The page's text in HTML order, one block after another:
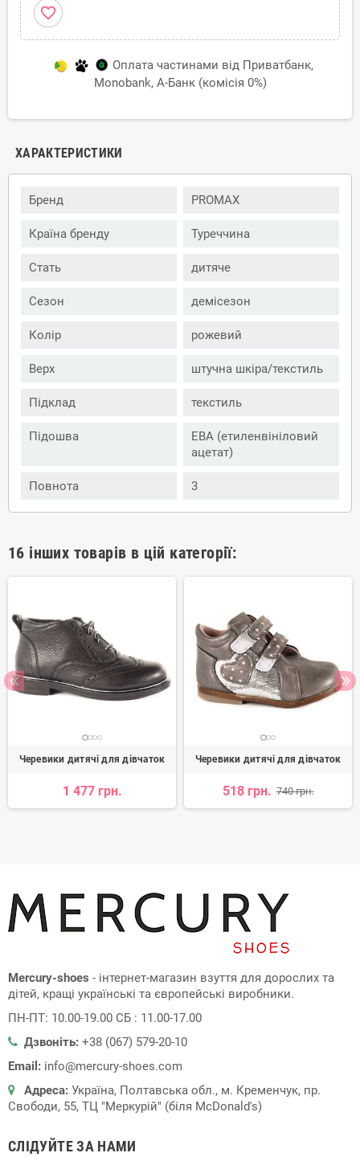
favorite_border
Оплата частинами від Приватбанк,
Monobank, А-Банк (комісія 0%)
ХАРАКТЕРИСТИКИ
Бренд PROMAX
Країна бренду Туреччина
Стать дитяче
Сезон демісезон
Колір рожевий
Верх штучна шкіра/текстиль
Підклад текстиль
Підошва
ЕВА (етиленвініловий
ацетат)
Повнота 3
16 інших товарів в цій категорії:
Черевики дитячі для дівчаток
1 477 грн.
Черевики дитячі для дівчаток
518 грн. 740 грн.
Mercury-shoes - інтернет-магазин взуття для дорослих та
дітей, кращі українські та європейські виробники.
ПН-ПТ: 10.00-19.00 СБ : 11.00-17.00
Дзвоніть: +38 (067) 579-20-10
Email: info@mercury-shoes.com
Адреса: Україна, Полтавська обл., м. Кременчук, пр.
Свободи, 55, ТЦ "Меркурій" (біля McDonald's)
СЛІДУЙТЕ ЗА НАМИ